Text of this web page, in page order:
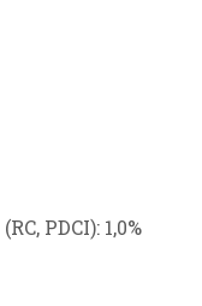
(RC, PDCI): 1,0%